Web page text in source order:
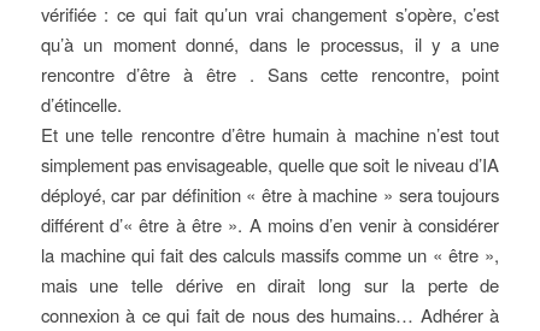
vérifiée : ce qui fait qu’un vrai changement s’opère, c’est
qu’à un moment donné, dans le processus, il y a une
rencontre d’être à être . Sans cette rencontre, point
d’étincelle.
Et une telle rencontre d’être humain à machine n’est tout
simplement pas envisageable, quelle que soit le niveau d’IA
déployé, car par définition « être à machine » sera toujours
différent d’« être à être ». A moins d’en venir à considérer
la machine qui fait des calculs massifs comme un « être »,
mais une telle dérive en dirait long sur la perte de
connexion à ce qui fait de nous des humains… Adhérer à